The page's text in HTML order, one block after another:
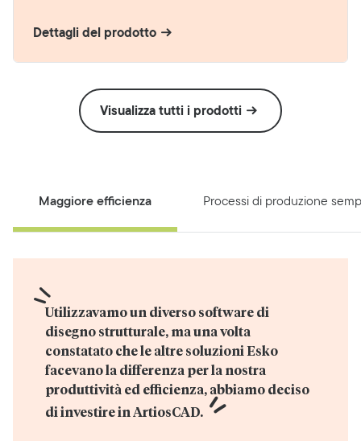
Dettagli del prodotto
Visualizza tutti i prodotti
Maggiore efficienza Processi di produzione
Utilizzavamo un diverso software di
disegno strutturale, ma una volta
constatato che le altre soluzioni Esko
facevano la differenza per la nostra
produttività ed efficienza, abbiamo deciso
di investire in ArtiosCAD.